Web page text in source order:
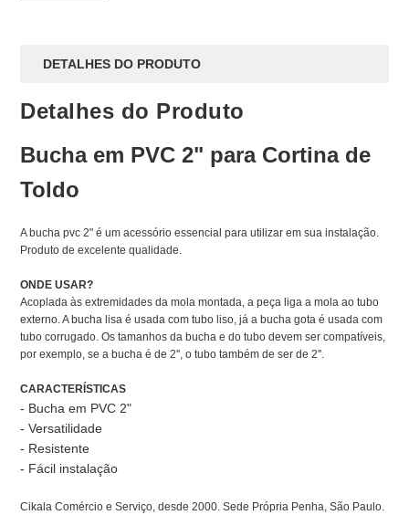
DETALHES DO PRODUTO
Detalhes do Produto
Bucha em PVC 2" para Cortina de
Toldo
A bucha pvc 2" é um acessório essencial para utilizar em sua instalação.
Produto de excelente qualidade.
ONDE USAR?
Acoplada às extremidades da mola montada, a peça liga a mola ao tubo
externo. A bucha lisa é usada com tubo liso, já a bucha gota é usada com
tubo corrugado. Os tamanhos da bucha e do tubo devem ser compatíveis,
por exemplo, se a bucha é de 2'', o tubo também de ser de 2''.
CARACTERÍSTICAS
- Bucha em PVC 2"
- Versatilidade
- Resistente
- Fácil instalação
Cikala Comércio e Serviço, desde 2000. Sede Própria Penha, São Paulo.